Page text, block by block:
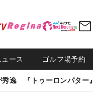
ース ゴルフ場予約
秀逸 『トゥーロンパター』